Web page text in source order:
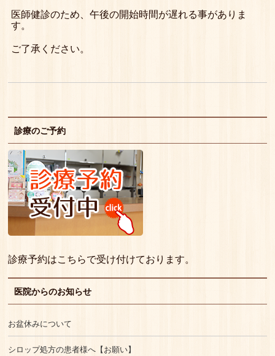
医師健診のため、午後の開始時間が遅れる事がありま
す。
ご了承ください。
診療のご予約
診療予約はこちらで受け付けております。
医院からのお知らせ
お盆休みについて
シロップ処方の患者様へ【お願い】